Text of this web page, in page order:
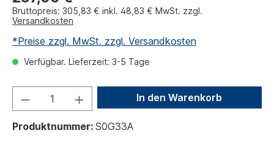
Bruttopreis: 305,83 € inkl. 48,83 € MwSt. zzgl.
Versandkosten
*Preise zzgl. MwSt. zzgl. Versandkosten
Verfügbar. Lieferzeit: 3-5 Tage
In den Warenkorb
Produktnummer: S0G33A